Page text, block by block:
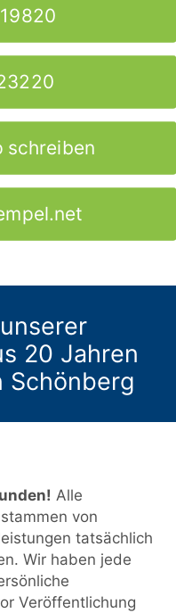
schreiben
20 Jahren
Schönberg
Alle
von
tatsächlich
Wir haben jede
Veröffentlichung